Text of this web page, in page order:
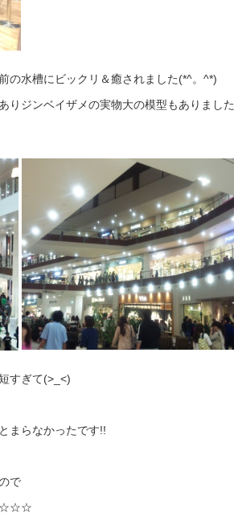
の水槽にビックリ＆癒されました(*^。^*)
りジンベイザメの実物大の模型もありました
すぎて(>_<)
まらなかったです!!
で
☆☆☆